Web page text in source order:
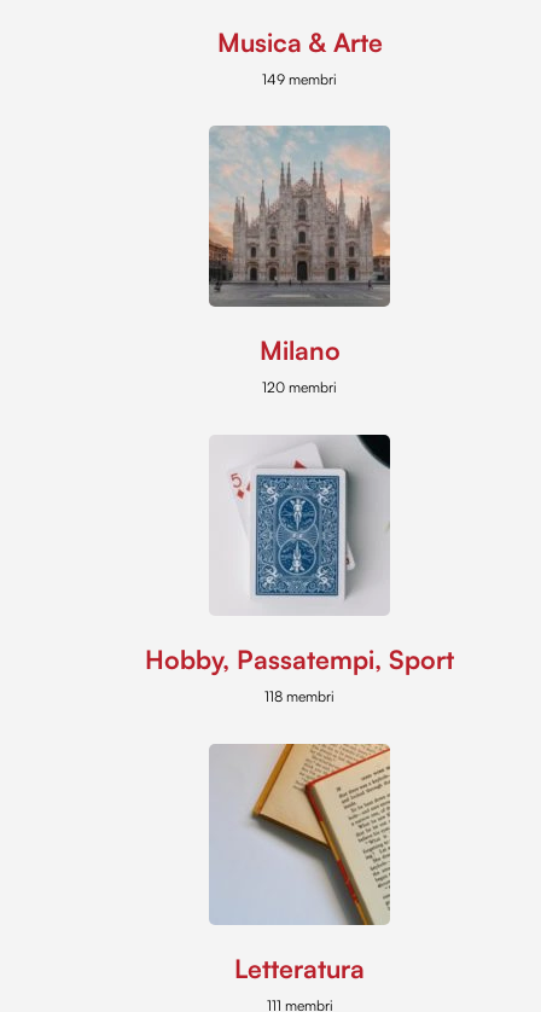
Musica & Arte
149 membri
Milano
120 membri
Hobby, Passatempi, Sport
118 membri
Letteratura
111 membri